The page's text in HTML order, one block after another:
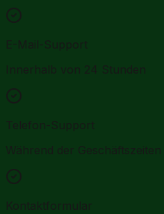
E-Mail-Support
Innerhalb von 24 Stunden
Telefon-Support
Während der Geschäftszeiten
Kontaktformular